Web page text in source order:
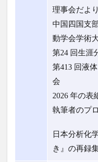
理事会だよ
中国四国支
動学会学術
第24 回生涯
第413 回液
会
2026 年の表
執筆者のプ
日本分析化
き』の再録